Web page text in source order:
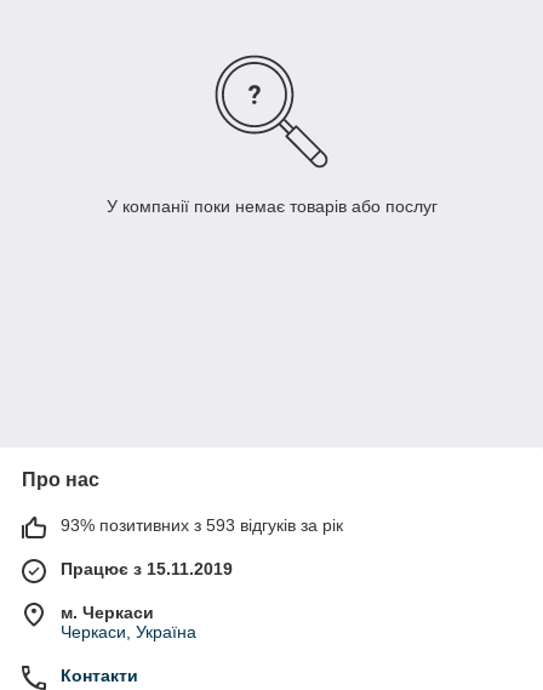
У компанії поки немає товарів або послуг
Про нас
93% позитивних з 593 відгуків за рік
Працює з 15.11.2019
м. Черкаси
Черкаси, Україна
Контакти